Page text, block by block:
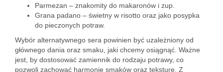
Parmezan – znakomity do makaronów i zup.
Grana padano – świetny w risotto oraz jako posypka
do pieczonych potraw.
Wybór alternatywnego sera powinien być uzależniony od
głównego dania oraz smaku, jaki chcemy osiągnąć. Ważne
jest, by dostosować zamiennik do rodzaju potrawy, co
pozwoli zachować harmonię smaków oraz teksturę. Z